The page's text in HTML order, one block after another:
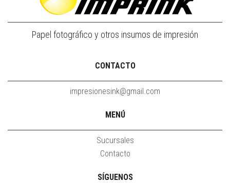
Papel fotográfico y otros insumos de impresión
CONTACTO
impresionesink@gmail.com
MENÚ
Sucursales
Contacto
SÍGUENOS